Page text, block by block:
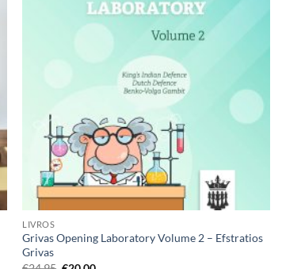
LIVROS
Grivas Opening Laboratory Volume 2 – Efstratios
Grivas